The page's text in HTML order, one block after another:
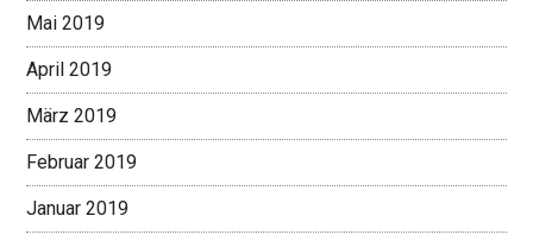
Mai 2019
April 2019
März 2019
Februar 2019
Januar 2019